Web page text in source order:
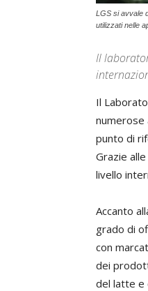
LGS si avvale
utilizzati nelle
Il
Il
numerose
punto di
Grazie
livello
Accanto
grado di
con
dei
del latte e